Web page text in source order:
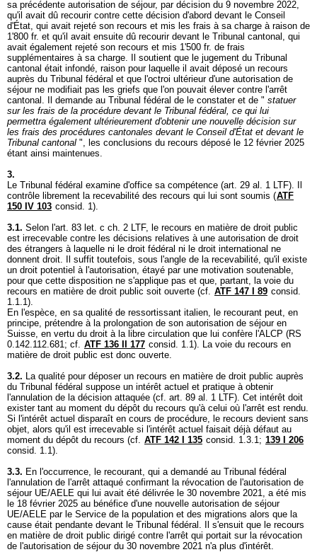
sa précédente autorisation de séjour, par décision du 9 novembre 2022,
qu'il avait dû recourir contre cette décision d'abord devant le Conseil
d'État, qui avait rejeté son recours et mis les frais à sa charge à raison de
1'800 fr. et qu'il avait ensuite dû recourir devant le Tribunal cantonal, qui
avait également rejeté son recours et mis 1'500 fr. de frais
supplémentaires à sa charge. Il soutient que le jugement du Tribunal
cantonal était infondé, raison pour laquelle il avait déposé un recours
auprès du Tribunal fédéral et que l'octroi ultérieur d'une autorisation de
séjour ne modifiait pas les griefs que l'on pouvait élever contre l'arrêt
cantonal. Il demande au Tribunal fédéral de le constater et de " statuer
sur les frais de la procédure devant le Tribunal fédéral, ce qui lui
permettra également ultérieurement d'obtenir une nouvelle décision sur
les frais des procédures cantonales devant le Conseil d'État et devant le
Tribunal cantonal ", les conclusions du recours déposé le 12 février 2025
étant ainsi maintenues.
3.
Le Tribunal fédéral examine d'office sa compétence (art. 29 al. 1 LTF). Il
contrôle librement la recevabilité des recours qui lui sont soumis (ATF
150 IV 103 consid. 1).
3.1. Selon l'art. 83 let. c ch. 2 LTF, le recours en matière de droit public
est irrecevable contre les décisions relatives à une autorisation de droit
des étrangers à laquelle ni le droit fédéral ni le droit international ne
donnent droit. Il suffit toutefois, sous l'angle de la recevabilité, qu'il existe
un droit potentiel à l'autorisation, étayé par une motivation soutenable,
pour que cette disposition ne s'applique pas et que, partant, la voie du
recours en matière de droit public soit ouverte (cf. ATF 147 I 89 consid.
1.1.1).
En l'espèce, en sa qualité de ressortissant italien, le recourant peut, en
principe, prétendre à la prolongation de son autorisation de séjour en
Suisse, en vertu du droit à la libre circulation que lui confère l'ALCP (RS
0.142.112.681; cf. ATF 136 II 177 consid. 1.1). La voie du recours en
matière de droit public est donc ouverte.
3.2. La qualité pour déposer un recours en matière de droit public auprès
du Tribunal fédéral suppose un intérêt actuel et pratique à obtenir
l'annulation de la décision attaquée (cf. art. 89 al. 1 LTF). Cet intérêt doit
exister tant au moment du dépôt du recours qu'à celui où l'arrêt est rendu.
Si l'intérêt actuel disparaît en cours de procédure, le recours devient sans
objet, alors qu'il est irrecevable si l'intérêt actuel faisait déjà défaut au
moment du dépôt du recours (cf. ATF 142 I 135 consid. 1.3.1; 139 I 206
consid. 1.1).
3.3. En l'occurrence, le recourant, qui a demandé au Tribunal fédéral
l'annulation de l'arrêt attaqué confirmant la révocation de l'autorisation de
séjour UE/AELE qui lui avait été délivrée le 30 novembre 2021, a été mis
le 18 février 2025 au bénéfice d'une nouvelle autorisation de séjour
UE/AELE par le Service de la population et des migrations alors que la
cause était pendante devant le Tribunal fédéral. Il s'ensuit que le recours
en matière de droit public dirigé contre l'arrêt qui portait sur la révocation
de l'autorisation de séjour du 30 novembre 2021 n'a plus d'intérêt.